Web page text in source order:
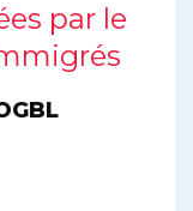
par le